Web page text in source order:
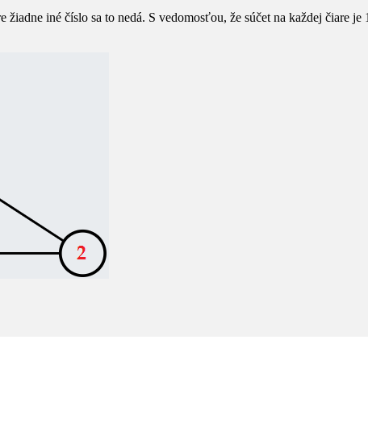
iné číslo sa to nedá. S vedomosťou, že súčet na každej čiare